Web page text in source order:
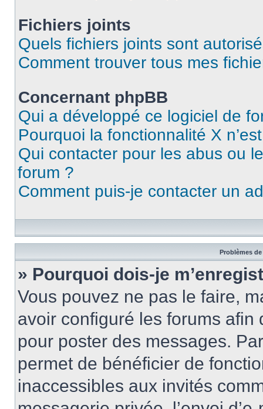
Fichiers joints
Quels fichiers joints sont
Comment trouver tous mes
Concernant phpBB
Qui a développé ce logiciel de
Pourquoi la fonctionnalité X
Qui contacter pour les abus ou
forum ?
Comment puis-je contacter un
Problèmes
» Pourquoi dois-je
Vous pouvez ne pas le faire,
avoir configuré les forums afin
pour poster des messages.
permet de bénéficier de
inaccessibles aux invités